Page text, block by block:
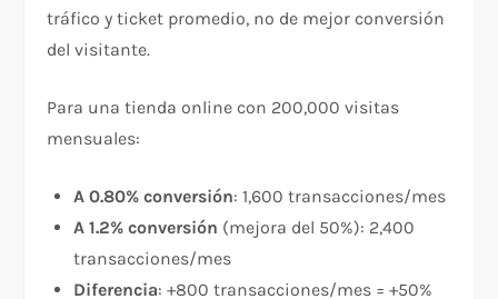
tráfico y ticket promedio, no de mejor conversión
del visitante.​
Para una tienda online con 200,000 visitas
mensuales:
A 0.80% conversión: 1,600 transacciones/mes
A 1.2% conversión (mejora del 50%): 2,400
transacciones/mes
Diferencia: +800 transacciones/mes = +50%